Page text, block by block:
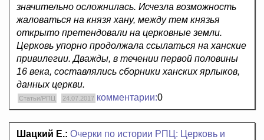
значительно осложнилась. Исчезла возможность
жаловаться на князя хану, между тем князья
открыто претендовали на церковные земли.
Церковь упорно продолжала ссылаться на ханские
привилегии. Дважды, в течении первой половины
16 века, составлялись сборники ханских ярлыков,
данных церкви.
Статьи/РПЦ 24.07.2017 комментарии:0
Шацкий Е.: Очерки по истории РПЦ: Церковь и